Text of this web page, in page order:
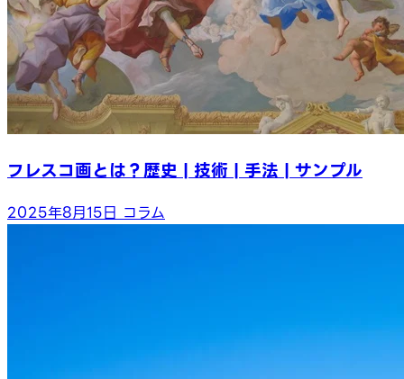
フレスコ画とは？歴史 | 技術 | 手法 | サンプル
2025年8月15日 コラム